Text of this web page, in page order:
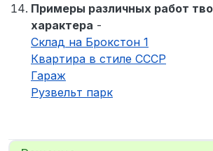
Примеры различных работ
характера -
Склад на Брокстон 1
Квартира в стиле СССР
Гараж
Рузвельт парк